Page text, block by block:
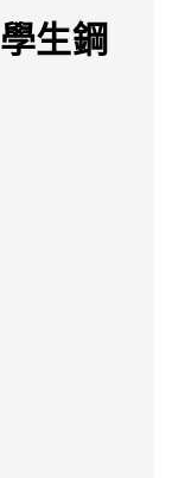
生鋼